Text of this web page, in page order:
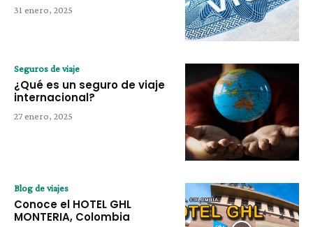
31 enero, 2025
Seguros de viaje
¿Qué es un seguro de viaje
internacional?
27 enero, 2025
Blog de viajes
Conoce el HOTEL GHL
MONTERIA, Colombia